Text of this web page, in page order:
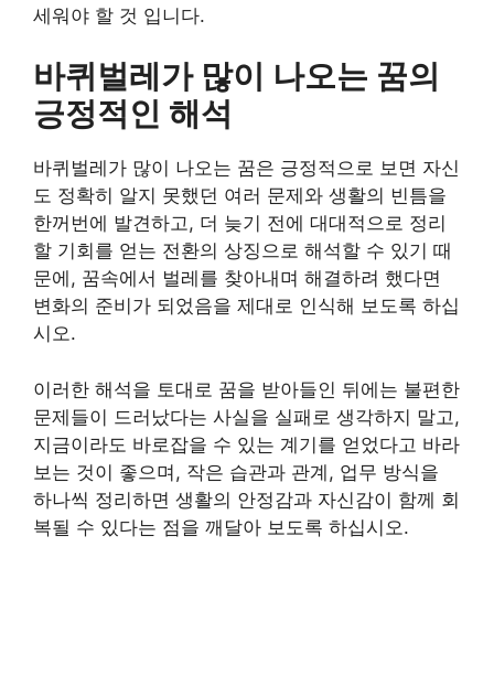
세워야 할 것 입니다.
바퀴벌레가 많이 나오는 꿈의
긍정적인 해석
바퀴벌레가 많이 나오는 꿈은 긍정적으로 보면 자신
도 정확히 알지 못했던 여러 문제와 생활의 빈틈을
한꺼번에 발견하고, 더 늦기 전에 대대적으로 정리
할 기회를 얻는 전환의 상징으로 해석할 수 있기 때
문에, 꿈속에서 벌레를 찾아내며 해결하려 했다면
변화의 준비가 되었음을 제대로 인식해 보도록 하십
시오.
이러한 해석을 토대로 꿈을 받아들인 뒤에는 불편한
문제들이 드러났다는 사실을 실패로 생각하지 말고,
지금이라도 바로잡을 수 있는 계기를 얻었다고 바라
보는 것이 좋으며, 작은 습관과 관계, 업무 방식을
하나씩 정리하면 생활의 안정감과 자신감이 함께 회
복될 수 있다는 점을 깨달아 보도록 하십시오.